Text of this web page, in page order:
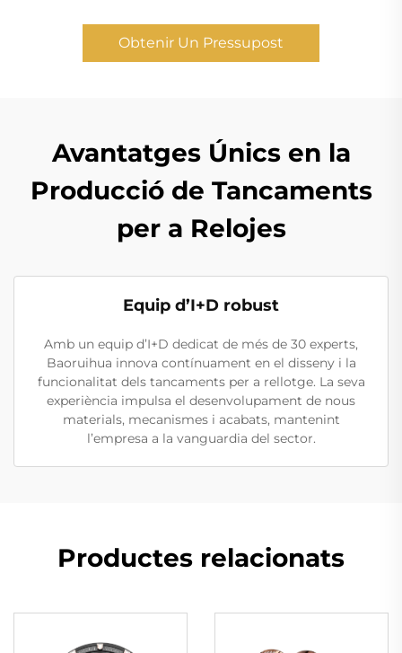
Obtenir Un Pressupost
Avantatges Únics en la
Producció de Tancaments
per a Relojes
Equip d’I+D robust
Amb un equip d’I+D dedicat de més de 30 experts,
Baoruihua innova contínuament en el disseny i la
funcionalitat dels tancaments per a rellotge. La seva
experiència impulsa el desenvolupament de nous
materials, mecanismes i acabats, mantenint
l’empresa a la vanguardia del sector.
Productes relacionats